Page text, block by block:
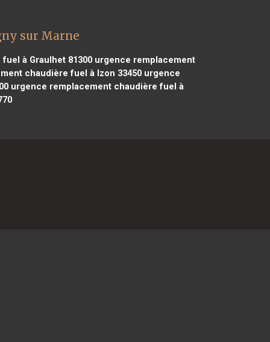
sur Marne
à Graulhet 81300 urgence remplacement
chaudière fuel à Izon 33450urgence
urgence remplacement chaudière fuel à